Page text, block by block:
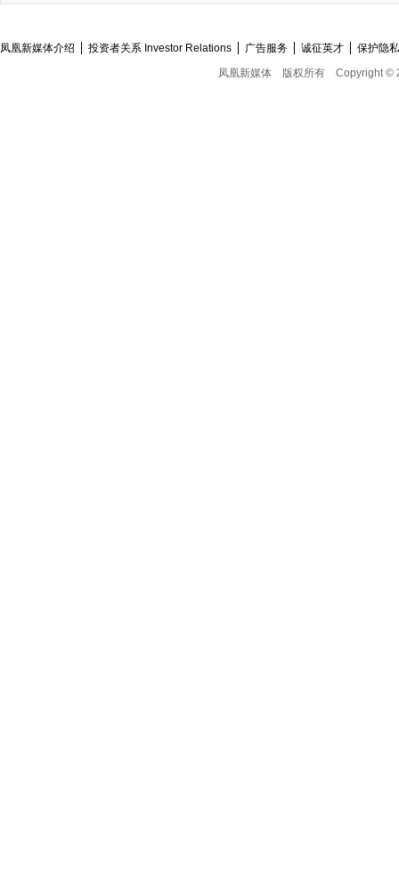
凤凰新媒体介绍 投资者关系 Investor Relations 广告服务 诚征英才
保护隐
凤凰新媒体
版权所有 Copyright ©